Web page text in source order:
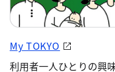
My TOKYO
利用者一人ひとりの興